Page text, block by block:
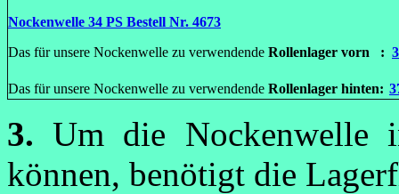
Nockenwelle 34 PS Bestell Nr. 4673
Das für unsere Nockenwelle zu verwendende Rollenlager vorn :
Das für unsere Nockenwelle zu verwendende Rollenlager hinten:
3.Um die Nockenwelle
können, benötigt die